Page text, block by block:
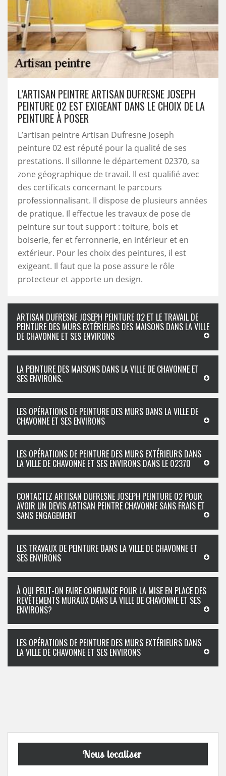
L’ARTISAN PEINTRE ARTISAN DUFRESNE JOSEPH
PEINTURE 02 EST EXIGEANT DANS LE CHOIX DE LA
PEINTURE À POSER
L’artisan peintre Artisan Dufresne Joseph
peinture 02 est réputé pour la qualité de ses
prestations. Il sillonne le département 02370, sa
zone géographique de travail. Il est qualifié avec
des certificats concernant le parcours
professionnalisant. Il dispose de plusieurs années
de pratique. Il effectue les travaux de pose de
peinture sur tout support : toiture, bois et
boiserie, fer et ferronnerie, en intérieur et en
extérieur. Pour les choix des peintures, il est
exigeant. Il faut que la pose assure le rôle
protecteur et apporte un design.
ARTISAN DUFRESNE JOSEPH PEINTURE 02 ET LE TRAVAIL DE
PEINTURE DES MURS EXTÉRIEURS DES MAISONS DANS LA VILLE
DE CHAVONNE ET SES ENVIRONS
LA PEINTURE DES MAISONS DANS LA VILLE DE CHAVONNE ET
SES ENVIRONS.
LES OPÉRATIONS DE PEINTURE DES MURS DANS LA VILLE DE
CHAVONNE ET SES ENVIRONS
LES OPÉRATIONS DE PEINTURE DES MURS EXTÉRIEURS DANS
LA VILLE DE CHAVONNE ET SES ENVIRONS DANS LE 02370
CONTACTEZ ARTISAN DUFRESNE JOSEPH PEINTURE 02 POUR
AVOIR UN DEVIS ARTISAN PEINTRE CHAVONNE SANS FRAIS ET
SANS ENGAGEMENT
LES TRAVAUX DE PEINTURE DANS LA VILLE DE CHAVONNE ET
SES ENVIRONS
À QUI PEUT-ON FAIRE CONFIANCE POUR LA MISE EN PLACE DES
REVÊTEMENTS MURAUX DANS LA VILLE DE CHAVONNE ET SES
ENVIRONS?
LES OPÉRATIONS DE PEINTURE DES MURS EXTÉRIEURS DANS
LA VILLE DE CHAVONNE ET SES ENVIRONS
Nous localiser